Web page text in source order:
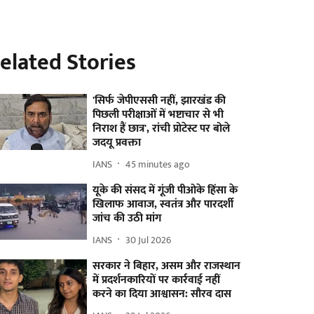
Stories
'सिर्फ जेपीएससी नहीं, झारखंड की
पिछली परीक्षाओं में भष्टाचार से भी
निराश हैं छात्र', रांची प्रोटेस्ट पर बोले
जदयू प्रवक्ता
IANS 45 minutes ago
यूके की संसद में गूंजी पीओके हिंसा के
खिलाफ आवाज, स्वतंत्र और पारदर्शी
जांच की उठी मांग
IANS 30 Jul 2026
सरकार ने बिहार, असम और राजस्थान
में प्रदर्शनकारियों पर कार्रवाई नहीं
करने का दिया आश्वासन: सौरव दास